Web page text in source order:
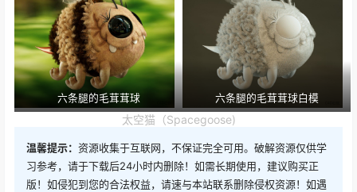
六条腿的毛茸茸球 六条腿的毛茸茸球白模
太空猫（Spacegoose)
温馨提示： 资源收集于互联网，不保证完全可用。破解资源仅供学
习参考，请于下载后24小时内删除！如需长期使用，建议购买正
版！如侵犯到您的合法权益，请速与本站联系删除侵权资源！如遇